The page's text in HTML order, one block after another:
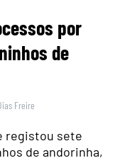
por
de
Freire
registou sete
de andorinha,